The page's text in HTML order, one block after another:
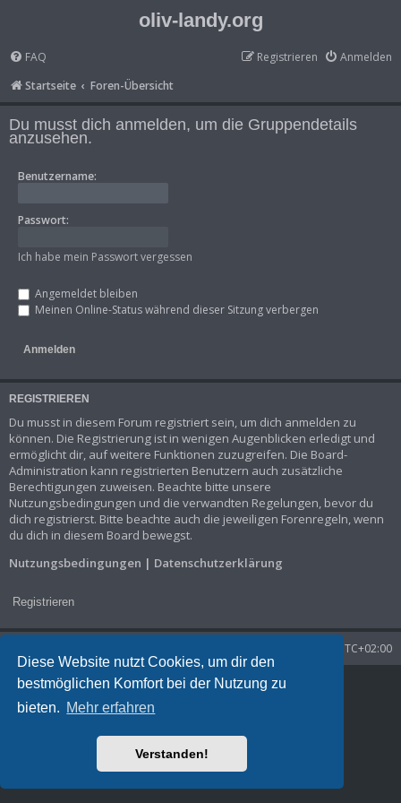
Diese Website nutzt Cookies, um dir den
bestmöglichen Komfort bei der Nutzung zu
bieten. Mehr erfahren
Verstanden!
oliv-landy.org
FAQ Anmelden
Registrieren
Startseite
Foren-Übersicht
Du musst dich anmelden, um die Gruppendetails
anzusehen.
Benutzername:
Passwort:
Ich habe mein Passwort vergessen
Angemeldet bleiben
Meinen Online-Status während dieser Sitzung verbergen
REGISTRIEREN
Du musst in diesem Forum registriert sein, um dich anmelden zu
können. Die Registrierung ist in wenigen Augenblicken erledigt und
ermöglicht dir, auf weitere Funktionen zuzugreifen. Die Board-
Administration kann registrierten Benutzern auch zusätzliche
Berechtigungen zuweisen. Beachte bitte unsere
Nutzungsbedingungen und die verwandten Regelungen, bevor du
dich registrierst. Bitte beachte auch die jeweiligen Forenregeln, wenn
du dich in diesem Board bewegst.
Nutzungsbedingungen | Datenschutzerklärung
Registrieren
UTC+02:00
Powered byphpBB ® Forum Software © phpBB Limited
Datenschutz